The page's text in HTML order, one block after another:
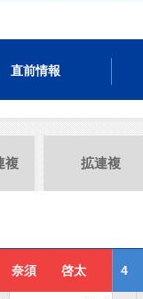
直前情報
複 拡連複
奈須 啓太 4